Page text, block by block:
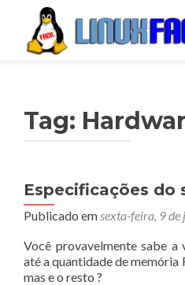
Tag:
Especificações do
Publicado emsexta-feira, 9
Você provavelmente sabe a
até a quantidade de
mas e o resto ?